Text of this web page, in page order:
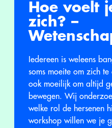
Hoe voelt
zich? –
Iedereen is weleens
soms moeite om zich te
ook moeilijk om altijd
bewegen. Wij
welke rol de hersenen
workshop willen we je